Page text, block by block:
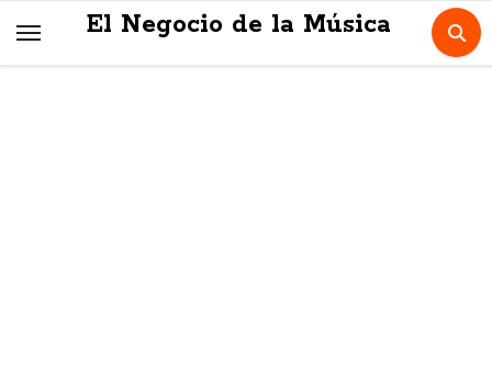
El Negocio de la Música